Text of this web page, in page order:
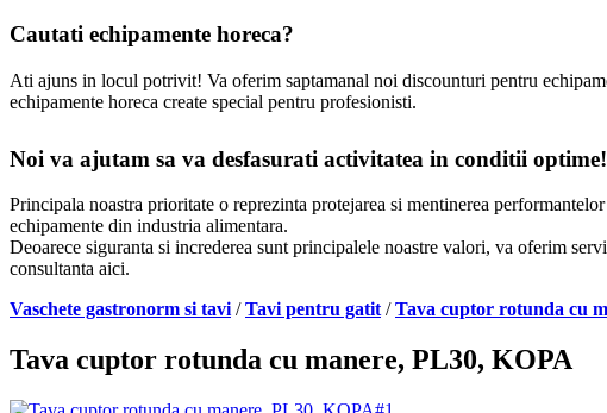
Cautati echipamente horeca?
Ati ajuns in locul potrivit! Va oferim saptamanal noi discounturi pentru
echipamente horeca create special pentru profesionisti.
Noi va ajutam sa va desfasurati activitatea in conditii optime!
Principala noastra prioritate o reprezinta protejarea si mentinerea
echipamente din industria alimentara.
Deoarece siguranta si increderea sunt principalele noastre valori, va oferim
consultanta aici.
Vaschete gastronorm si tavi /Tavi pentru gatit /Tava cuptor rotunda cu
Tava cuptor rotunda cu manere, PL30, KOPA